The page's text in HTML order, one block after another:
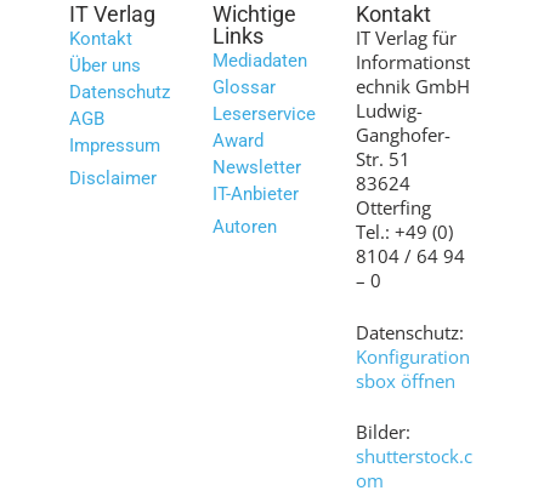
IT Verlag
Kontakt
Über uns
Datenschutz
AGB
Impressum
Disclaimer
Wichtige
Links
Mediadaten
Glossar
Leserservice
Award
Newsletter
IT-Anbieter
Autoren
Kontakt
IT Verlag für
Informationst
echnik GmbH
Ludwig-
Ganghofer-
Str. 51
83624
Otterfing
Tel.: +49 (0)
8104 / 64 94
– 0
Datenschutz:
Konfiguration
sbox öffnen
Bilder:
shutterstock.c
om